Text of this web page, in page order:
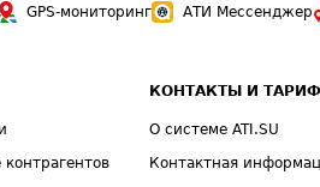
GPS-мониторинг АТИ Мессенджер
КОНТАКТЫ И
О системе ATI.SU
Контактная